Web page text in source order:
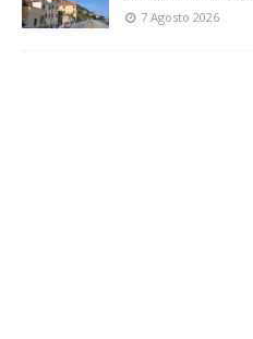
7 Agosto 2026